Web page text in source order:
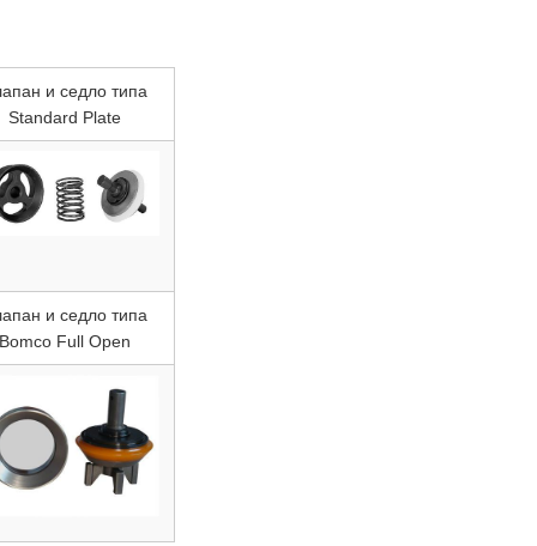
и седло типа
Standard Plate
и седло типа
Bomco Full Open